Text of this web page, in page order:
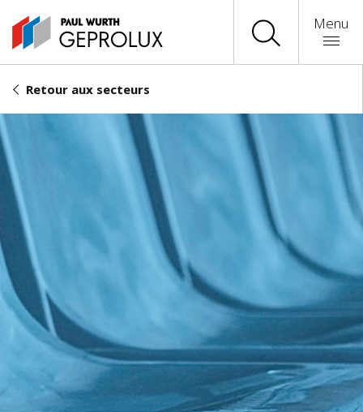
Retour aux secteurs
Menu